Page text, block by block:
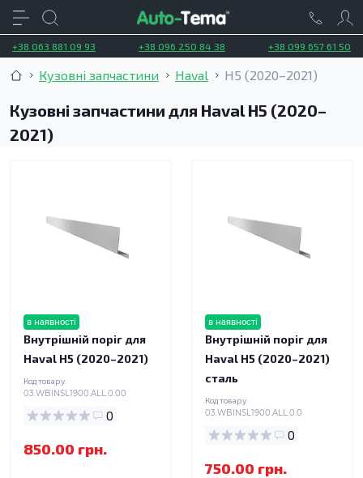
+38 063 881 09 93 +38 096 250 84 38 +38 099 657 61 50
Кузовні запчастини Haval H5 (2020–2021)
Кузовні запчастини для Haval H5 (2020–
2021)
в наявності
Внутрішній поріг для
Haval H5 (2020–2021)
Код товару:
03.WBINSL1900.ALL.0.00
0
850.00 грн.
в наявності
Внутрішній поріг для
Haval H5 (2020–2021)
сталь
Код товару:
03.WBINSL1900.ALL.0.0
0
750.00 грн.